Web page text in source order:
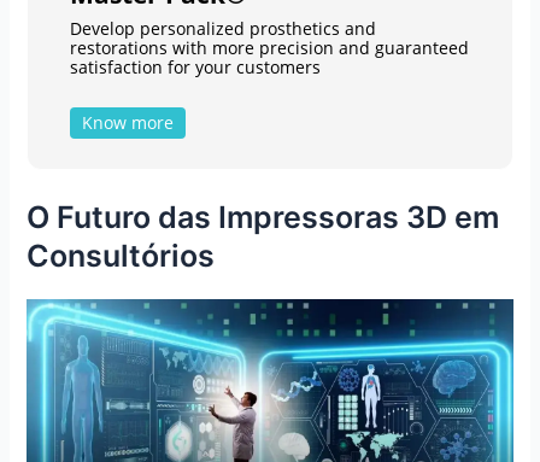
Develop personalized prosthetics and
restorations with more precision and guaranteed
satisfaction for your customers
Know more
O Futuro das Impressoras 3D em
Consultórios